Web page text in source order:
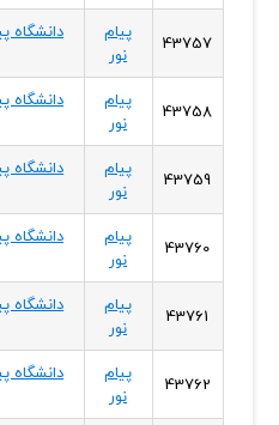
43757
پیام
نور
دانشگاه
43758
پیام
نور
دانشگاه
43759
پیام
نور
دانشگاه
43760
پیام
نور
دانشگاه
43761
پیام
نور
دانشگاه
43762
پیام
نور
دانشگاه